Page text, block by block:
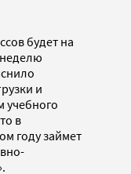
будет на
и
учебного
в
году займет